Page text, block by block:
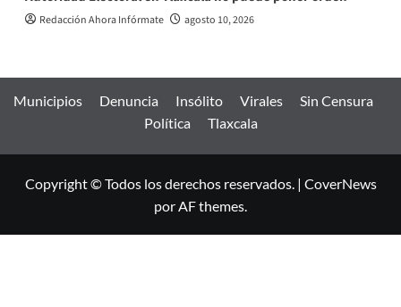
Redacción Ahora Infórmate agosto 10, 2026
Municipios Denuncia Insólito Virales
Sin Censura
Política
Tlaxcala
Copyright © Todos los derechos reservados. | CoverNews
por AF themes.